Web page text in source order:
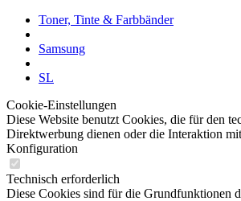
Toner, Tinte & Farbbänder
Samsung
SL
Cookie-Einstellungen
Diese Website benutzt Cookies, die für den
Direktwerbung dienen oder die Interaktion
Konfiguration
Technisch erforderlich
Diese Cookies sind für die Grundfunktionen